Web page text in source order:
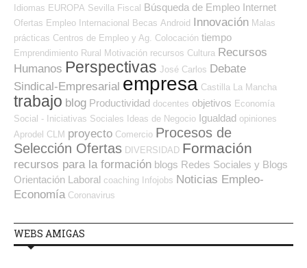
Idiomas EUROPA Sevilla Fiscal Búsqueda de Empleo Internet
Ofertas Empleo Internacional Becas Android Innovación Malas
prácticas Centros de Empleo y Ag. Colocación tiempo
Emprendimiento Rural Motivación recursos Cultura Recursos
Humanos Perspectivas José Carlos Debate
Sindical-Empresarial empresa Castilla La Mancha
trabajo blog Productividad docentes objetivos Economía
Social - Iniciativas Sociales Ideas de Negocio Igualdad opiniones
Aprodel CLM proyecto Comercio Procesos de
Selección Ofertas DIVERSIDAD Formación
recursos para la formación blogs Redes Sociales y Blogs
Orientación Laboral coaching Infojobs Noticias Empleo-
Economía Coronavirus
WEBS AMIGAS